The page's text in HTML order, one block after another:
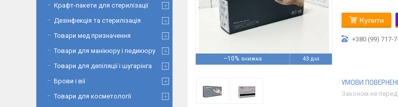
–10% 43 дні
Купити
+380 (99) 717-
Законом не
Крафт-пакети для стерилізації
Дезінфекція та стерилізація
Товари мед призначення
Товари для манікюру і педикюру
Товари для депіляції і шугарінга
Брови і вії
Товари для косметології